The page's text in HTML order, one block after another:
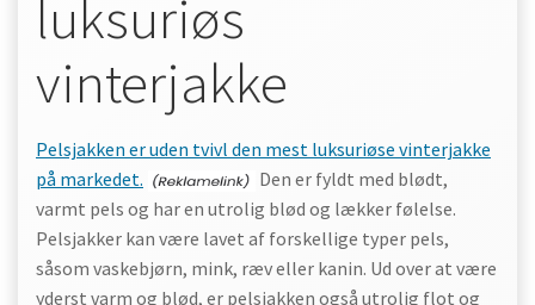
luksuriøs
vinterjakke
Pelsjakken er uden tvivl den mest luksuriøse vinterjakke
på markedet.
Den er fyldt med blødt,
varmt pels og har en utrolig blød og lækker følelse.
Pelsjakker kan være lavet af forskellige typer pels,
såsom vaskebjørn, mink, ræv eller kanin. Ud over at være
yderst varm og blød, er pelsjakken også utrolig flot og